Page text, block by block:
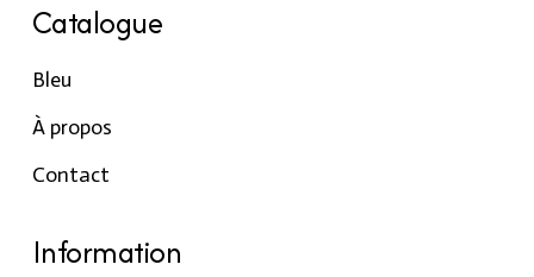
Catalogue
Bleu
À propos
Contact
Information